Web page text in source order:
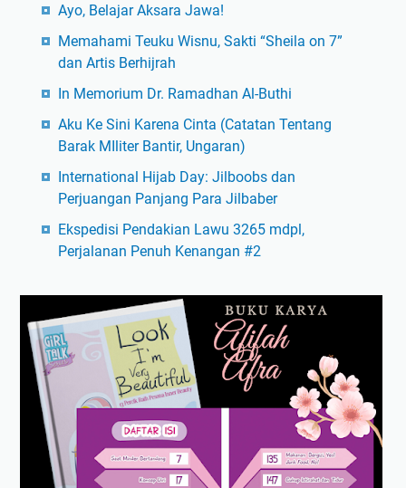
Ayo, Belajar Aksara Jawa!
Memahami Teuku Wisnu, Sakti “Sheila on 7”
dan Artis Berhijrah
In Memorium Dr. Ramadhan Al-Buthi
Aku Ke Sini Karena Cinta (Catatan Tentang
Barak MIliter Bantir, Ungaran)
International Hijab Day: Jilboobs dan
Perjuangan Panjang Para Jilbaber
Ekspedisi Pendakian Lawu 3265 mdpl,
Perjalanan Penuh Kenangan #2